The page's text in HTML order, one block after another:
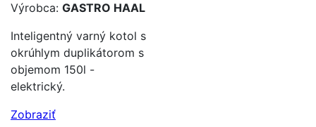
Výrobca: GASTRO HAAL
Inteligentný varný kotol s
okrúhlym duplikátorom s
objemom 150l -
elektrický.
Zobraziť